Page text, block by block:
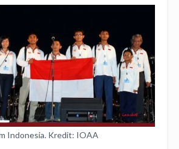
Indonesia. Kredit: IOAA